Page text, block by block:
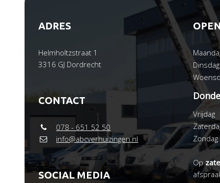
ADRES
Helmholtzstraat 1
3316 GJ Dordrecht
CONTACT
078 - 651 52 50
info@abcverhuizingen.nl
SOCIAL MEDIA
Dinsdag
Vrijdag
Zondag
Op